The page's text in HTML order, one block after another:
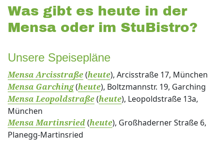
Was gibt es heute in der
Mensa oder im StuBistro?
Unsere Speisepläne
Mensa Arcisstraße (heute), Arcisstraße 17, München
Mensa Garching(heute), Boltzmannstr. 19, Garching
Mensa Leopoldstraße (heute), Leopoldstraße 13a,
München
Mensa Martinsried (heute), Großhaderner Straße 6,
Planegg-Martinsried